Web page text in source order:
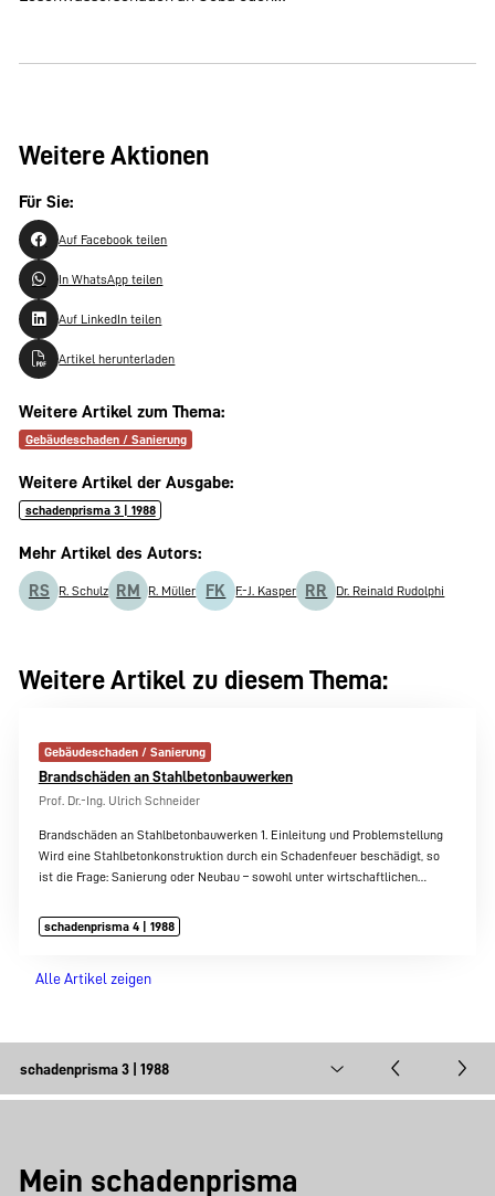
Weitere Aktionen
Für Sie:
Auf Facebook teilen
In WhatsApp teilen
Auf LinkedIn teilen
Artikel herunterladen
Weitere Artikel zum Thema:
Gebäudeschaden / Sanierung
Weitere Artikel der Ausgabe:
schadenprisma 3 | 1988
Mehr Artikel des Autors:
RS R. Schulz RM R. Müller FK F.-J. Kasper RR Dr. Reinald Rudolphi
Weitere Artikel zu diesem Thema:
Gebäudeschaden / Sanierung
Brandschäden an Stahlbetonbauwerken
Prof. Dr.-Ing. Ulrich Schneider
Brandschäden an Stahlbetonbauwerken 1. Einleitung und Problemstellung
Wird eine Stahlbetonkonstruktion durch ein Schadenfeuer beschädigt, so
ist die Frage: Sanierung oder Neubau – sowohl unter wirtschaftlichen…
schadenprisma 4 | 1988
Alle Artikel zeigen
Mein schadenprisma